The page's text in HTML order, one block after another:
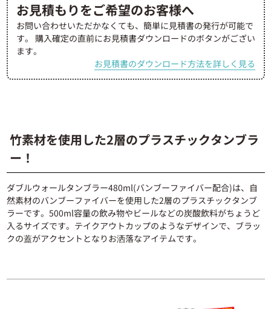
お見積もりをご希望のお客様へ
お問い合わせいただかなくても、簡単に見積書の発行が可能で
す。
購入確定の直前にお見積書ダウンロードのボタンがござい
ます。
お見積書のダウンロード方法を詳しく見る
竹素材を使用した2層のプラスチックタンブラ
ー！
ダブルウォールタンブラー480ml(バンブーファイバー配合)は、自
然素材のバンブーファイバーを使用した2層のプラスチックタンブ
ラーです。500ml容量の飲み物やビールなどの炭酸飲料がちょうど
入るサイズです。テイクアウトカップのようなデザインで、ブラッ
クの蓋がアクセントとなりお洒落なアイテムです。